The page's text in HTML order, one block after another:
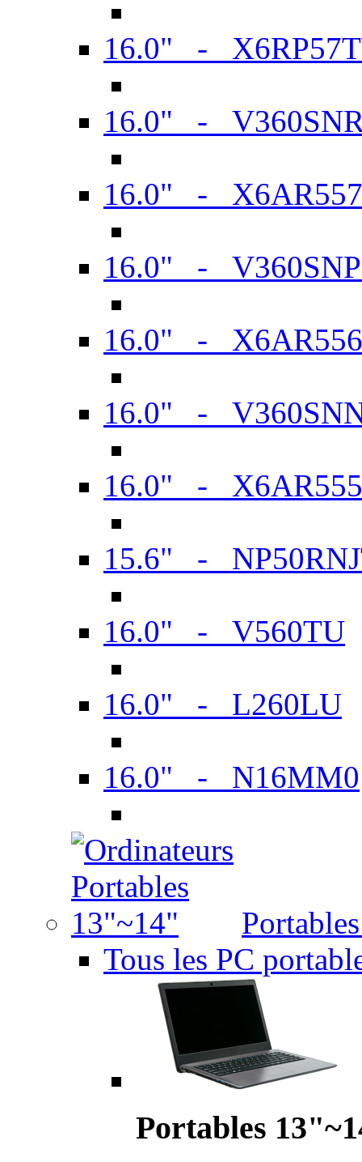
16.0" -
16.0" -
16.0" -
16.0" -
16.0" -
16.0" -
16.0" -
15.6" -
16.0" - V560TU
16.0" - L260LU
16.0" - N16MM0
Tous les PC
Portables